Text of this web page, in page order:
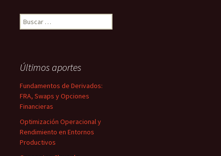
Buscar:
Últimos aportes
Fundamentos de Derivados:
FRA, Swaps y Opciones
Financieras
Optimización Operacional y
Rendimiento en Entornos
Productivos